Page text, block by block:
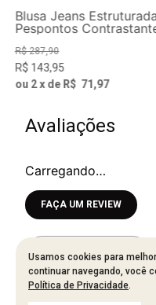
Blusa Jeans
Pespontos
R$ 287,90
R$ 143,95
ou 2x de R$ 71,97
Avaliações
Carregando…
Faça login para
Mais recentes
Usamos cookies para
continuar navegando, você
Política de Privacidade.